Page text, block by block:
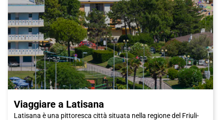
Viaggiare a Latisana
Latisana è una pittoresca città situata nella regione del Friuli-